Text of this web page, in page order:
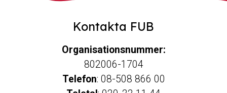
Kontakta FUB
Organisationsnummer:
802006-1704
Telefon: 08-508 866 00